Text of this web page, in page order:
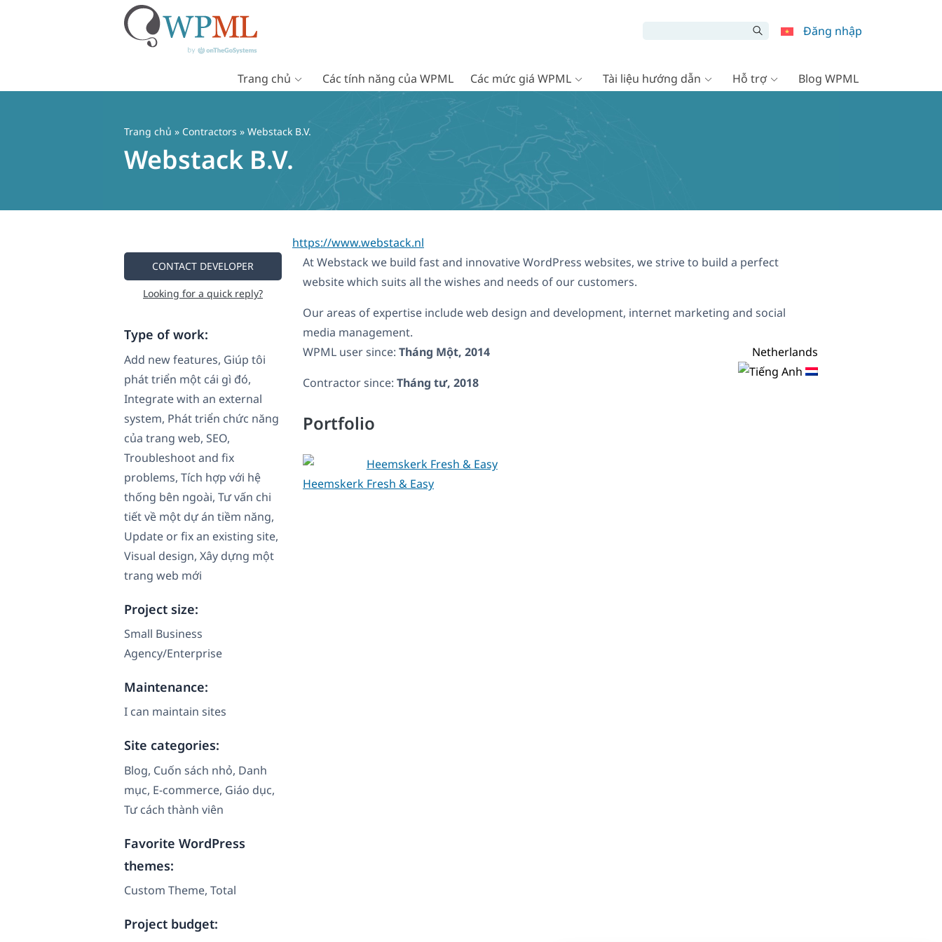
Đăng nhập
Trang chủ Các tính năng của WPML Các mức giá WPML Tài liệu hướng dẫn Hỗ trợ Blog WPML
Trang chủ » Contractors » Webstack B.V.
Webstack B.V.
CONTACT DEVELOPER
Looking for a quick reply?
Type of work:
Add new features, Giúp tôi
phát triển một cái gì đó,
Integrate with an external
system, Phát triển chức năng
của trang web, SEO,
Troubleshoot and fix
problems, Tích hợp với hệ
thống bên ngoài, Tư vấn chi
tiết về một dự án tiềm năng,
Update or fix an existing site,
Visual design, Xây dựng một
trang web mới
Project size:
Small Business
Agency/Enterprise
Maintenance:
I can maintain sites
Site categories:
Blog, Cuốn sách nhỏ, Danh
mục, E-commerce, Giáo dục,
Tư cách thành viên
Favorite WordPress
themes:
Custom Theme, Total
Project budget:
https://www.webstack.nl
At Webstack we build fast and innovative WordPress websites, we strive to build a perfect
website which suits all the wishes and needs of our customers.
Our areas of expertise include web design and development, internet marketing and social
media management.
WPML user since: Tháng Một, 2014
Contractor since: Tháng tư, 2018
Netherlands
Portfolio
Heemskerk Fresh & Easy